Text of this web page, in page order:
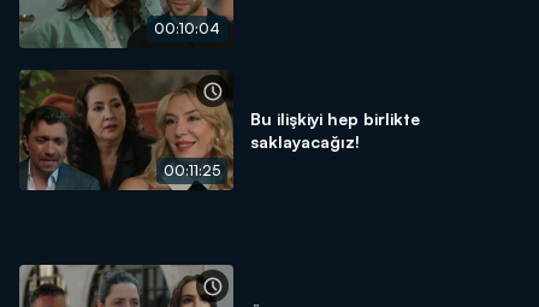
00:10:04
00:11:25
Bu ilişkiyi hep birlikte
saklayacağız!